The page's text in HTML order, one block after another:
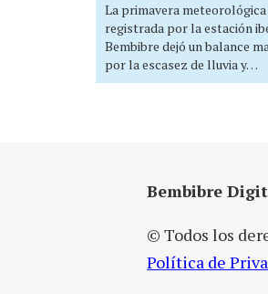
La primavera meteorológica
registrada por la estación
Bembibre dejó un balance
por la escasez de lluvia y…
Bembibre
© Todos los
Política de